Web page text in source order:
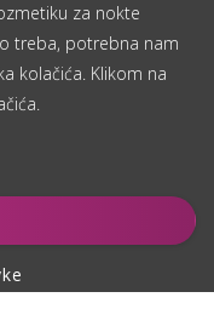
za nokte
treba, potrebna nam
kolačića. Klikom na